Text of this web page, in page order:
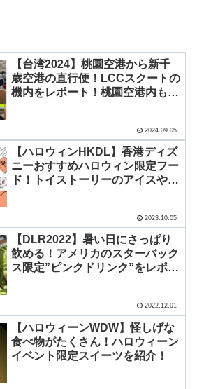
【台湾2024】桃園空港から新千
歳空港の直行便！LCCスクートの
機内をレポート！桃園空港内も紹
2024.09.05
【ハロウィンHKDL】香港ディズ
ニーおすすめハロウィン限定フー
ド！トイストーリーのアイスや怪
2023.10.05
【DLR2022】暑い日にさっぱり
飲める！アメリカのスターバック
ス限定”ピンクドリンク”をレポー
2022.12.01
【ハロウィーンWDW】怪しげな
食べ物がたくさん！ハロウィーン
イベント限定スイーツを紹介！